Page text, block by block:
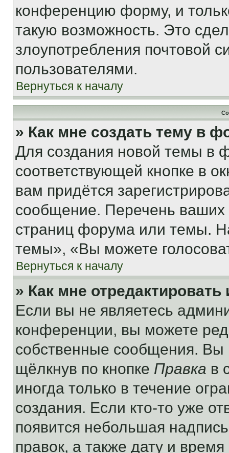
конференцию форму, и
такую возможность. Это
злоупотребления почтовой
пользователями.
Вернуться к началу
» Как мне создать тему в
Для создания новой темы в
соответствующей кнопке в
вам придётся
сообщение. Перечень ваших
страниц форума или темы.
темы», «Вы можете
Вернуться к началу
» Как мне
Если вы не являетесь
конференции, вы можете
собственные сообщения. Вы
щёлкнув по кнопке Правка в
иногда только в течение
создания. Если кто-то уже
появится небольшая
правок, а также дату и